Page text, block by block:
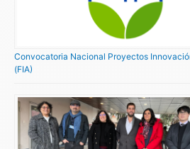
Convocatoria Nacional Proyectos
(FIA)